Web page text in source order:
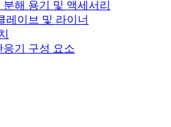
해 용기 및 액세서리
레이브 및 라이너
기 구성 요소